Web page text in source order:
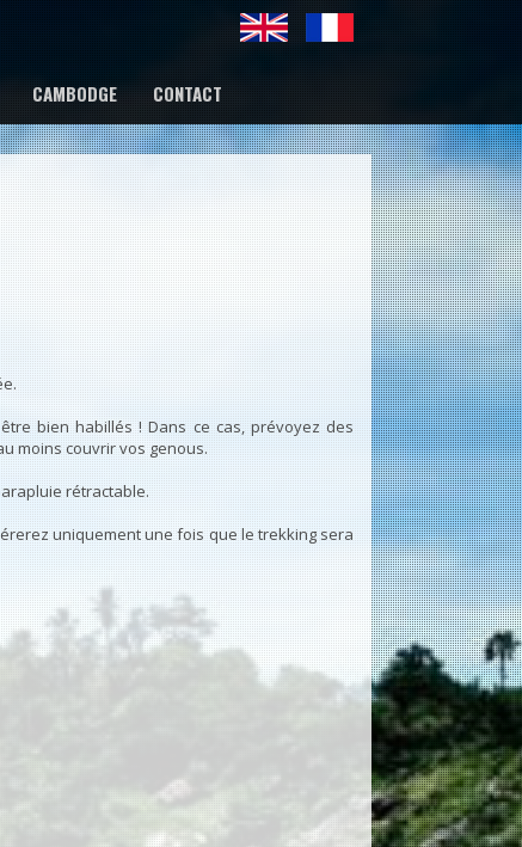
CAMBODGE CONTACT
bien habillés ! Dans ce cas, prévoyez des
moins couvrir vos genous.
rétractable.
uniquement une fois que le trekking sera